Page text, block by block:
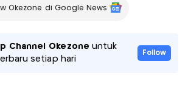
Okezone di Google News
Channel Okezone untuk
setiap hari
Follow